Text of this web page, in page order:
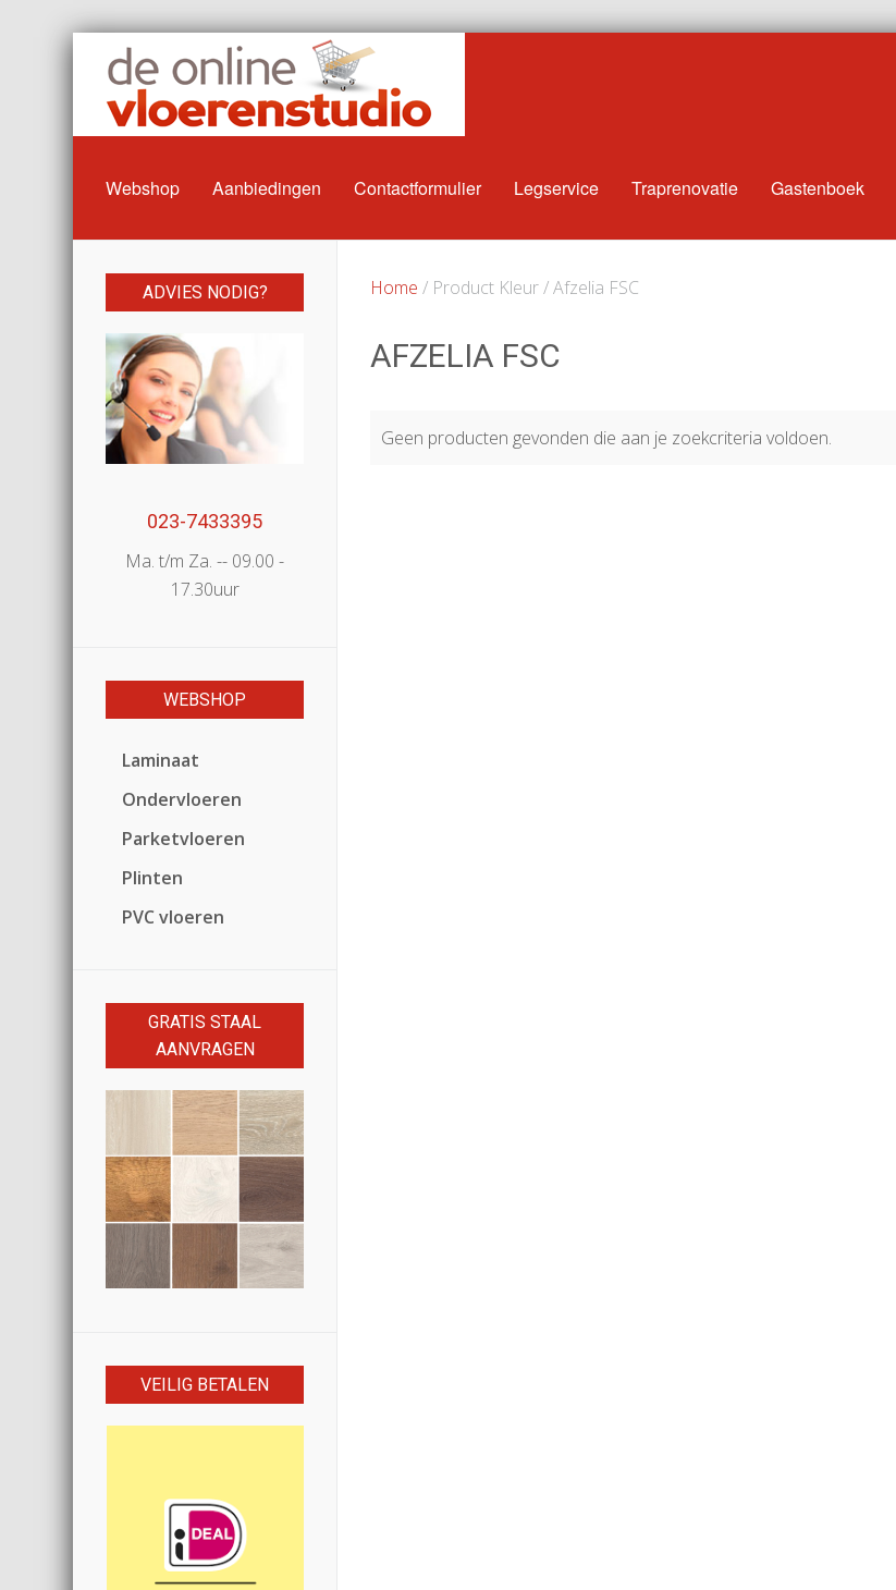
Webshop Aanbiedingen Contactformulier Legservice Traprenovatie Gastenboek
Home / Product Kleur / Afzelia FSC
AFZELIA FSC
Geen producten gevonden die aan je zoekcriteria voldoen.
ADVIES NODIG?
023-7433395
Ma. t/m Za. -- 09.00 -
17.30uur
WEBSHOP
Laminaat
Ondervloeren
Parketvloeren
Plinten
PVC vloeren
GRATIS STAAL
AANVRAGEN
VEILIG BETALEN